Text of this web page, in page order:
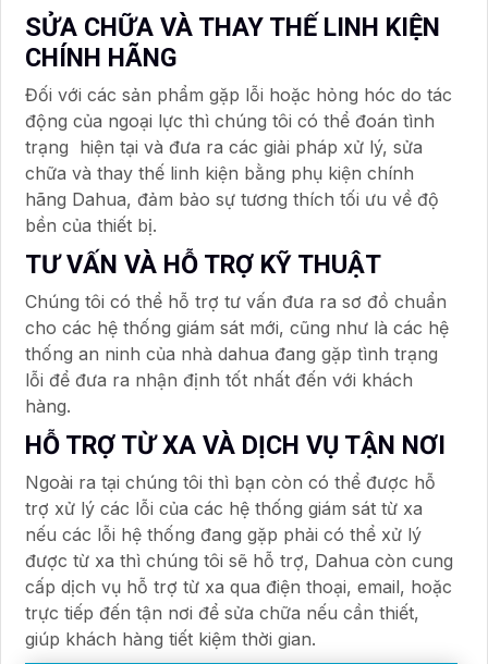
SỬA CHỮA VÀ THAY THẾ LINH KIỆN
CHÍNH HÃNG
Đối với các sản phẩm gặp lỗi hoặc hỏng hóc do tác
động của ngoại lực thì chúng tôi có thể đoán tình
trạng hiện tại và đưa ra các giải pháp xử lý, sửa
chữa và thay thế linh kiện bằng phụ kiện chính
hãng Dahua, đảm bảo sự tương thích tối ưu về độ
bền của thiết bị.
TƯ VẤN VÀ HỖ TRỢ KỸ THUẬT
Chúng tôi có thể hỗ trợ tư vấn đưa ra sơ đồ chuẩn
cho các hệ thống giám sát mới, cũng như là các hệ
thống an ninh của nhà dahua đang gặp tình trạng
lỗi để đưa ra nhận định tốt nhất đến với khách
hàng.
HỖ TRỢ TỪ XA VÀ DỊCH VỤ TẬN NƠI
Ngoài ra tại chúng tôi thì bạn còn có thể được hỗ
trợ xử lý các lỗi của các hệ thống giám sát từ xa
nếu các lỗi hệ thống đang gặp phải có thể xử lý
được từ xa thì chúng tôi sẽ hỗ trợ, Dahua còn cung
cấp dịch vụ hỗ trợ từ xa qua điện thoại, email, hoặc
trực tiếp đến tận nơi để sửa chữa nếu cần thiết,
giúp khách hàng tiết kiệm thời gian.